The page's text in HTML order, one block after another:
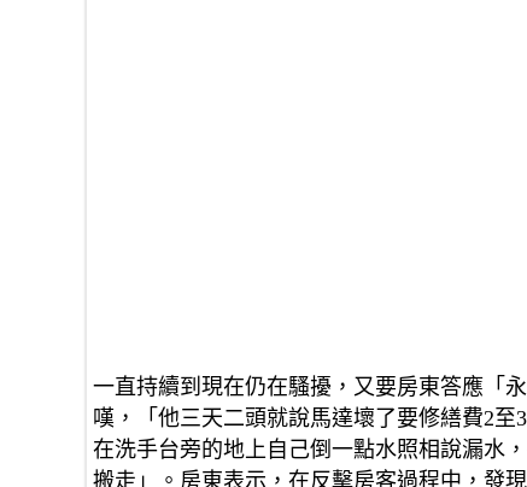
一直持續到現在仍在騷擾，又要房東答應「
嘆，「他三天二頭就說馬達壞了要修繕費2
在洗手台旁的地上自己倒一點水照相說漏水
搬走」。房東表示，在反擊房客過程中，發